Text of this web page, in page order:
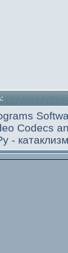
Codecs
-